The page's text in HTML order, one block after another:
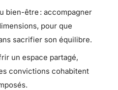
bien-être : accompagner
pour que
sacrifier son équilibre.
un espace partagé,
convictions cohabitent